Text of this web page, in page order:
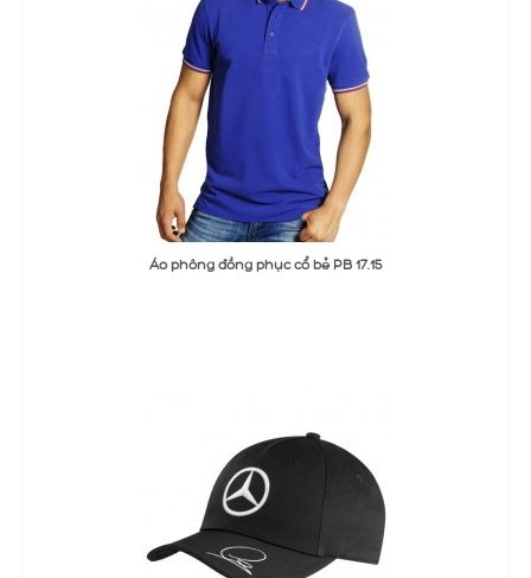
Áo phông đồng phục cổ bẻ PB 17.15
ĐẶT MUA
Thêm Yêu thích Thêm so sánh